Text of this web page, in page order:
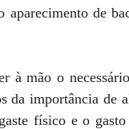
aparecimento de
à mão o
importância de
físico e o